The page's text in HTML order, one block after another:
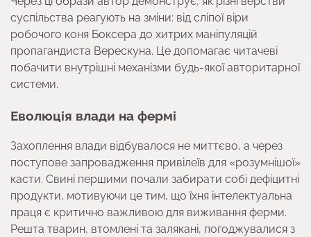
суспільства реагують на зміни: від сліпої віри
робочого коня Боксера до хитрих маніпуляцій
пропагандиста Верескуна. Це допомагає читачеві
побачити внутрішні механізми будь-якої авторитарної
системи.
Еволюція влади на фермі
Захоплення влади відбувалося не миттєво, а через
поступове запровадження привілеїв для «розумнішої»
касти. Свині першими почали забирати собі дефіцитні
продукти, мотивуючи це тим, що їхня інтелектуальна
праця є критично важливою для виживання ферми.
Решта тварин, втомлені та залякані, погоджувалися з